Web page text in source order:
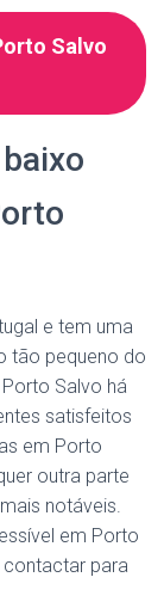
Salvo
e tem uma
tão pequeno do
Salvo há
satisfeitos
em Porto
outra parte
notáveis.
em Porto
contactar para